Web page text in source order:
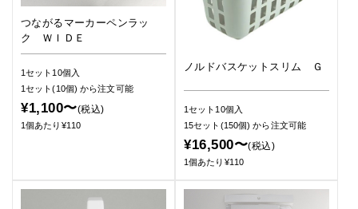
つながるマーカーペンラッ
ク ＷＩＤＥ
1セット10個入
1セット(10個)から注文可能
¥1,100〜(税込)
1個あたり¥110
ノルドバスケットスリム Ｇ
1セット10個入
15セット(150個)から注文可能
¥16,500〜(税込)
1個あたり¥110